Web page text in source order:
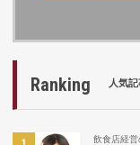
Ranking 人気
飲食店経営